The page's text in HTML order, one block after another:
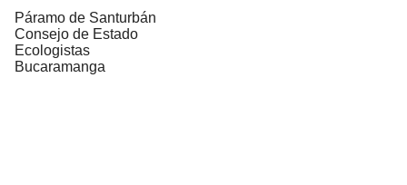
Páramo de Santurbán
Consejo de Estado
Ecologistas
Bucaramanga